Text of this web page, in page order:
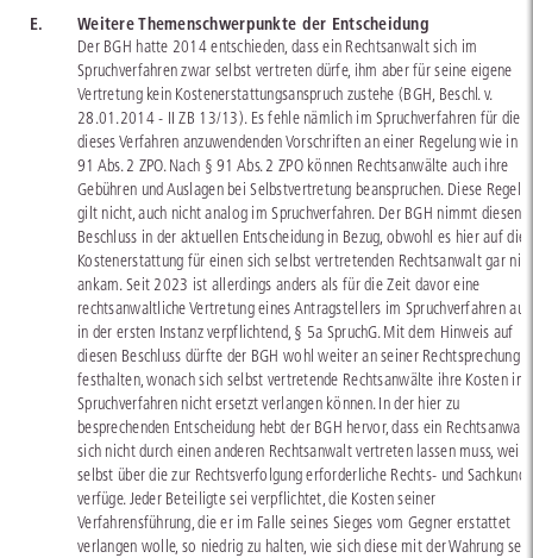
E. Weitere Themenschwerpunkte der Entscheidung
Der BGH hatte 2014 entschieden, dass ein Rechtsanwalt sich im
Spruchverfahren zwar selbst vertreten dürfe, ihm aber für seine eigene
Vertretung kein Kostenerstattungsanspruch zustehe (BGH, Beschl. v.
28.01.2014 - II ZB 13/13). Es fehle nämlich im Spruchverfahren für die
dieses Verfahren anzuwendenden Vorschriften an einer Regelung wie in §
91 Abs. 2 ZPO. Nach § 91 Abs. 2 ZPO können Rechtsanwälte auch ihre
Gebühren und Auslagen bei Selbstvertretung beanspruchen. Diese
gilt nicht, auch nicht analog im Spruchverfahren. Der BGH nimmt diesen
Beschluss in der aktuellen Entscheidung in Bezug, obwohl es hier auf die
Kostenerstattung für einen sich selbst vertretenden Rechtsanwalt gar
ankam. Seit 2023 ist allerdings anders als für die Zeit davor eine
rechtsanwaltliche Vertretung eines Antragstellers im Spruchverfahren
in der ersten Instanz verpflichtend, § 5a SpruchG. Mit dem Hinweis auf
diesen Beschluss dürfte der BGH wohl weiter an seiner Rechtsprechung
festhalten, wonach sich selbst vertretende Rechtsanwälte ihre Kosten im
Spruchverfahren nicht ersetzt verlangen können. In der hier zu
besprechenden Entscheidung hebt der BGH hervor, dass ein Rechtsanwalt
sich nicht durch einen anderen Rechtsanwalt vertreten lassen muss, weil
selbst über die zur Rechtsverfolgung erforderliche Rechts- und Sachkunde
verfüge. Jeder Beteiligte sei verpflichtet, die Kosten seiner
Verfahrensführung, die er im Falle seines Sieges vom Gegner erstattet
verlangen wolle, so niedrig zu halten, wie sich diese mit der Wahrung